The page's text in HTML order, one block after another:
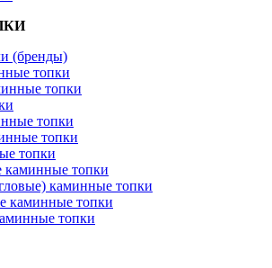
(бренды)
топки
топки
топки
топки
топки
каминные топки
каминные топки
каминные топки
топки